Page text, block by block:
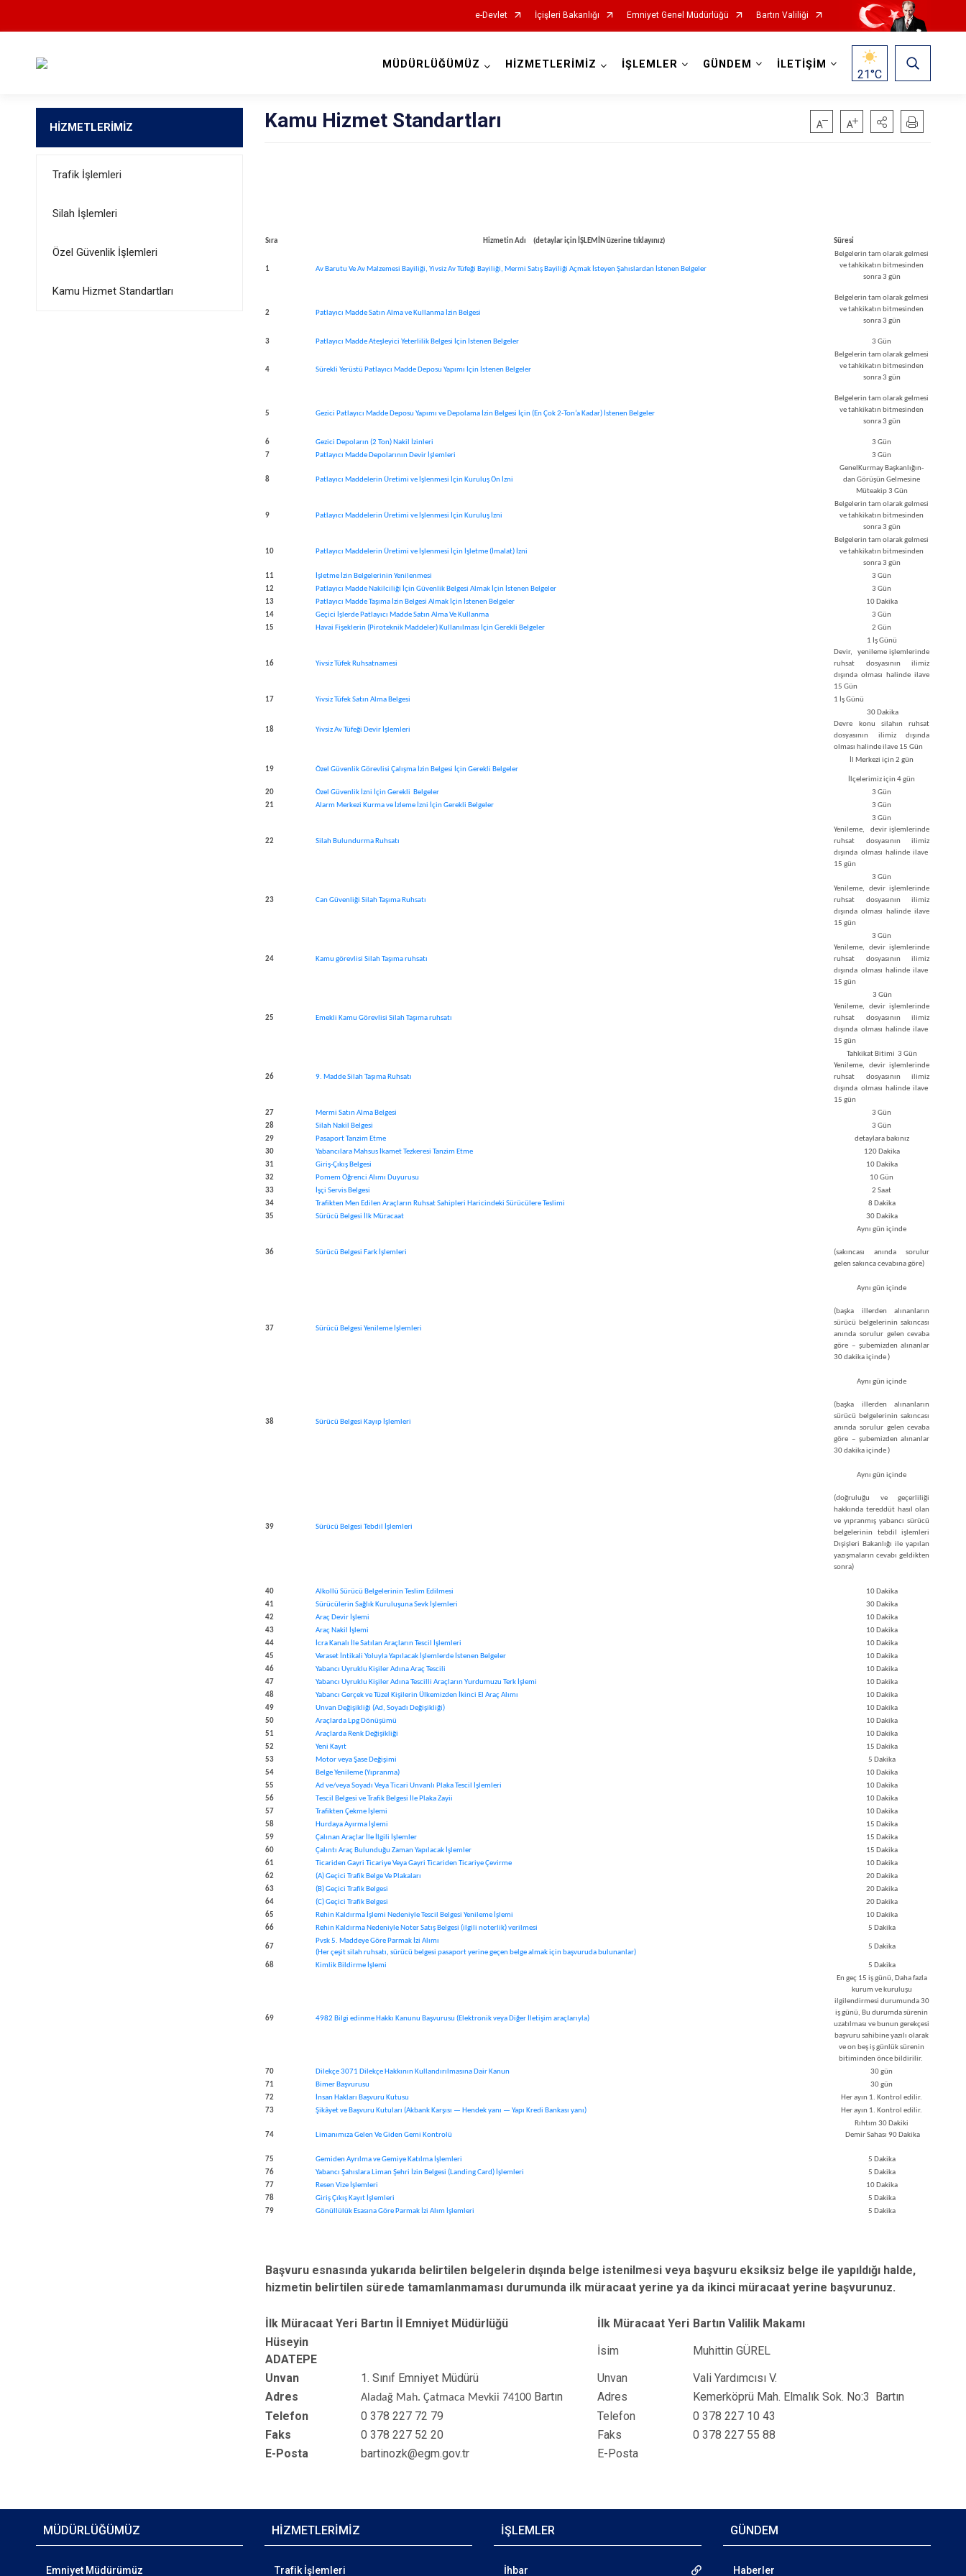
e-Devlet İçişleri Bakanlığı Emniyet Genel Müdürlüğü Bartın Valiliği
MÜDÜRLÜĞÜMÜZ HİZMETLERİMİZ İŞLEMLER GÜNDEM İLETİŞİM
21°C
HİZMETLERİMİZ
Trafik İşlemleri
Silah İşlemleri
Özel Güvenlik İşlemleri
Kamu Hizmet Standartları
Kamu Hizmet Standartları
​Sıra Hizmetin Adı​​ (detaylar için İŞLEMİN üzerine tıklayınız) Süresi ​
​1 Av Barutu Ve Av Malzemesi Bayiliği, Yivsiz Av Tüfeği Bayiliği, Mermi Satış Bayiliği Açmak İsteyen Şahıslardan İstenen Belgeler
Belgelerin tam olarak gelmesi
ve tahkikatın bitmesinden
sonra 3 gün
2​​ Patlayıcı Madde Satın Alma ve Kullanma İzin Belgesi
Belgelerin tam olarak gelmesi
ve tahkikatın bitmesinden
sonra 3 gün
​3 Patlayıcı Madde Ateşleyici Yeterlilik Belgesi İçin İstenen Belgeler 3 Gün
​4 Sürekli Yerüstü Patlayıcı Madde Deposu Yapımı İçin İstenen Belgeler
Belgelerin tam olarak gelmesi
ve tahkikatın bitmesinden
sonra 3 gün
​5 Gezici Patlayıcı Madde Deposu Yapımı ve Depolama İzin Belgesi İçin (En Çok 2-Ton’a Kadar) İstenen Belgeler
Belgelerin tam olarak gelmesi
ve tahkikatın bitmesinden
sonra 3 gün
​6 Gezici Depoların (2 Ton) Nakil İzinleri
3 Gün
​7
Patlayıcı Madde Depolarının Devir İşlemleri 3 Gün
​8 Patlayıcı Maddelerin Üretimi ve İşlenmesi İçin Kuruluş Ön İzni
GenelKurmay Başkanlığın-
dan Görüşün Gelmesine
Müteakip 3 Gün
​9 Patlayıcı Maddelerin Üretimi ve İşlenmesi İçin Kuruluş İzni
Belgelerin tam olarak gelmesi
ve tahkikatın bitmesinden
sonra 3 gün
​10 Patlayıcı Maddelerin Üretimi ve İşlenmesi İçin İşletme (İmalat) İzni
Belgelerin tam olarak gelmesi
ve tahkikatın bitmesinden
sonra 3 gün
​11
İşletme İzin Belgelerinin Yenilenmesi
3 Gün
12​
Patlayıcı Madde Nakilciliği İçin Güvenlik Belgesi Almak İçin İstenen Belgeler
3 Gün
​13
Patlayıcı Madde Taşıma İzin Belgesi Almak İçin İstenen Belgeler
10 Dakika
​14
Geçici İşlerde Patlayıcı Madde Satın Alma Ve Kullanma
3 Gün
​15
Havai Fişeklerin (Piroteknik Maddeler) Kullanılması İçin Gerekli Belgeler 2 Gün​​
​16 Yivsiz Tüfek Ruhsatnamesi
1 İş Günü
Devir, yenileme işlemlerinde
ruhsat dosyasının ilimiz
dışında olması halinde ilave
15 Gün
​17
Yivsiz Tüfek Satın Alma Belgesi 1 İş Günü
​18 Yivsiz Av Tüfeği Devir İşlemleri
30 Dakika
Devre konu silahın ruhsat
dosyasının ilimiz dışında
olması halinde ilave 15 Gün
​19 Özel Güvenlik Görevlisi Çalışma İzin Belgesi İçin Gerekli Belgeler
İl Merkezi için 2 gün
İlçelerimiz için 4 gün
​20
Özel Güvenlik İzni İçin Gerekli Belgeler
3 Gün
​21
Alarm Merkezi Kurma ve İzleme İzni İçin Gerekli Belgeler 3 Gün
​22 Silah Bulundurma Ruhsatı
3 Gün
Yenileme, devir işlemlerinde
ruhsat dosyasının ilimiz
dışında olması halinde ilave
15 gün
​23 Can Güvenliği Silah Taşıma Ruhsatı
3 Gün
Yenileme, devir işlemlerinde
ruhsat dosyasının ilimiz
dışında olması halinde ilave
15 gün
​24 Kamu görevlisi Silah Taşıma ruhsatı
3 Gün
Yenileme, devir işlemlerinde
ruhsat dosyasının ilimiz
dışında olması halinde ilave
15 gün
​25 Emekli Kamu Görevlisi Silah Taşıma ruhsatı
3 Gün
Yenileme, devir işlemlerinde
ruhsat dosyasının ilimiz
dışında olması halinde ilave
15 gün
​26 9. Madde Silah Taşıma Ruhsatı
Tahkikat Bitimi 3 Gün
Yenileme, devir işlemlerinde
ruhsat dosyasının ilimiz
dışında olması halinde ilave
15 gün
​27
Mermi Satın Alma Belgesi
3 Gün
​28
Silah Nakil Belgesi
3 Gün
​29
Pasaport Tanzim Etme
detaylara bakınız​​
​30
Yabancılara Mahsus İkamet Tezkeresi Tanzim Etme
120 Dakika
​31
Giriş-Çıkış Belgesi
10 Dakika
​32
Pomem Öğrenci Alımı Duyurusu
10 Gün
​33
İşçi Servis Belgesi
2 Saat
​34
Trafikten Men Edilen Araçların Ruhsat Sahipleri Haricindeki Sürücülere Teslimi
8 Dakika
​35
Sürücü Belgesi İlk Müracaat 30 Dakika
​36 Sürücü Belgesi Fark İşlemleri
Aynı gün içinde
(sakıncası anında sorulur
gelen sakınca cevabına göre)
​37 Sürücü Belgesi Yenileme İşlemleri
Aynı gün içinde
(başka illerden alınanların
sürücü belgelerinin sakıncası
anında sorulur gelen cevaba
göre – şubemizden alınanlar
30 dakika içinde )
38​ Sürücü Belgesi Kayıp İşlemleri
Aynı gün içinde
(başka illerden alınanların
sürücü belgelerinin sakıncası
anında sorulur gelen cevaba
göre – şubemizden alınanlar
30 dakika içinde )
​39 Sürücü Belgesi Tebdil İşlemleri
Aynı gün içinde
(doğruluğu ve geçerliliği
hakkında tereddüt hasıl olan
ve yıpranmış yabancı sürücü
belgelerinin tebdil işlemleri
Dışişleri Bakanlığı ile yapılan
yazışmaların cevabı geldikten
sonra)
​40 Alkollü Sürücü Belgelerinin Teslim Edilmesi
10 Dakika
​41
Sürücülerin Sağlık Kuruluşuna Sevk İşlemleri
30 Dakika
​42
Araç Devir İşlemi
10 Dakika
​43
Araç Nakil İşlemi
10 Dakika
​44
İcra Kanalı İle Satılan Araçların Tescil İşlemleri
10 Dakika
​45
​Veraset İntikali Yoluyla Yapılacak İşlemlerde İstenen Belgeler
10 Dakika
​46
Yabancı Uyruklu Kişiler Adına Araç Tescili
10 Dakika
47​
Yabancı Uyruklu Kişiler Adına Tescilli Araçların Yurdumuzu Terk İşlemi
10 Dakika
​48
Yabancı Gerçek ve Tüzel Kişilerin Ülkemizden İkinci El Araç Alımı
10 Dakika
​49
Unvan Değişikliği (Ad, Soyadı Değişikliği)
10 Dakika
​50
Araçlarda Lpg Dönüşümü
10 Dakika
51
Araçlarda Renk Değişikliği
10 Dakika
​52
Yeni Kayıt
15 Dakika
​53
Motor veya Şase Değişimi
5 Dakika
​54
Belge Yenileme (Yıpranma)
10 Dakika
​55
Ad ve/veya Soyadı Veya Ticari Unvanlı Plaka Tescil İşlemleri
10 Dakika
​56
Tescil Belgesi ve Trafik Belgesi İle Plaka Zayii
10 Dakika
​57
Trafikten Çekme İşlemi
10 Dakika
​58
Hurdaya Ayırma İşlemi
15 Dakika
​59
Çalınan Araçlar İle İlgili İşlemler
15 Dakika
​60
Çalıntı Araç Bulunduğu Zaman Yapılacak İşlemler
15 Dakika
​61
Ticariden Gayri Ticariye Veya Gayri Ticariden Ticariye Çevirme
10 Dakika
​62
(A) Geçici Trafik Belge Ve Plakaları
20 Dakika
​63
(B) Geçici Trafik Belgesi
20 Dakika
​64
(C) Geçici Trafik Belgesi
20 Dakika
​65
Rehin Kaldırma İşlemi Nedeniyle Tescil Belgesi Yenileme İşlemi
10 Dakika
​66
Rehin Kaldırma Nedeniyle Noter Satış Belgesi (ilgili noterlik) verilmesi 5 Dakika
​67
Pvsk 5. Maddeye Göre Parmak İzi Alımı
(Her çeşit silah ruhsatı, sürücü belgesi pasaport yerine geçen belge almak için başvuruda bulunanlar)
5 Dakika
​68 Kimlik Bildirme İşlemi 5 Dakika
​69 4982 Bilgi edinme Hakkı Kanunu Başvurusu (Elektronik veya Diğer İletişim araçlarıyla)
En geç 15 iş günü, Daha fazla
kurum ve kuruluşu
ilgilendirmesi durumunda 30
iş günü, Bu durumda sürenin
uzatılması ve bunun gerekçesi
başvuru sahibine yazılı olarak
ve on beş iş günlük sürenin
bitiminden önce bildirilir.
​70
Dilekçe 3071 Dilekçe Hakkının Kullandırılmasına Dair Kanun
30 gün
​71
Bimer Başvurusu
30 gün
​72
İnsan Hakları Başvuru Kutusu
Her ayın 1. Kontrol edilir.
​73
Şikâyet ve Başvuru Kutuları (Akbank Karşısı — Hendek yanı — Yapı Kredi Bankası yanı) Her ayın 1. Kontrol edilir.
​74 Limanımıza Gelen Ve Giden Gemi Kontrolü
Rıhtım 30 Dakiki
Demir Sahası ​90 Dakika​
​75 Gemiden Ayrılma ve Gemiye Katılma İşlemleri
​5 Dakika
​76
Yabancı Şahıslara Liman Şehri İzin Belgesi (Landing Card) İşlemleri
​​5 Dakika
​77
Resen Vize İşlemleri
10​ Dakika
​78
Giriş Çıkış Kayıt İşlemleri
​​​5 Dakika
​79
Gönüllülük Esasına Göre Parmak İzi Alım İşlemleri ​​​​5 Dakika
Başvuru esnasında yukarıda belirtilen belgelerin dışında belge istenilmesi veya başvuru eksiksiz belge ile yapıldığı halde,
hizmetin belirtilen sürede tamamlanmaması durumunda ilk müracaat yerine ya da ikinci müracaat yerine başvurunuz.
İlk Müracaat Yeri Bartın İl Emniyet Müdürlüğü İlk Müracaat Yeri Bartın Valilik Makamı
Hüseyin
ADATEPE
İsim
Muhittin GÜREL
Unvan
1. Sınıf Emniyet Müdürü Unvan
Vali Yardımcısı V.
Adres
Aladağ Mah. Çatmaca Mevkii 74100 Bartın Adres
Kemerköprü Mah. Elmalık Sok. No:3 Bartın
Telefon
0 378 227 72 79 ​Telefon
0 378 227 10 43
​Faks
0 378 227 52 20 ​Faks
0 378 227 55 88
​E-Posta
bartinozk@egm.gov.tr ​​E-Posta
MÜDÜRLÜĞÜMÜZ
Emniyet Müdürümüz
HİZMETLERİMİZ
Trafik İşlemleri
İŞLEMLER
İhbar
GÜNDEM
Haberler